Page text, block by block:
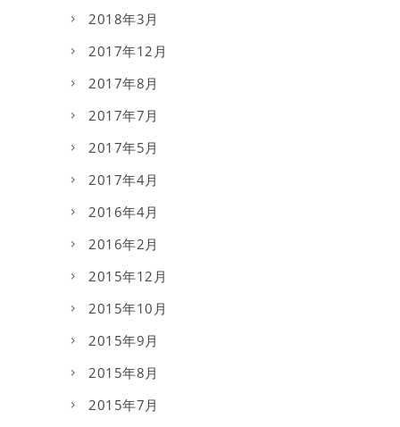
2018年3月
2017年12月
2017年8月
2017年7月
2017年5月
2017年4月
2016年4月
2016年2月
2015年12月
2015年10月
2015年9月
2015年8月
2015年7月